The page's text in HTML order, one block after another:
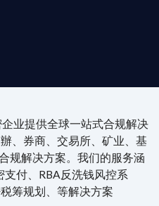
业提供全球一站式合规解决
、券商、交易所、矿业、基
规解决方案。我们的服务涵
付、RBA反洗钱风控系
筹规划、等解决方案